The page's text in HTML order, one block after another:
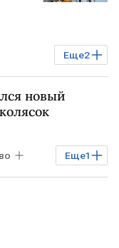
Еще2
новый
Еще1